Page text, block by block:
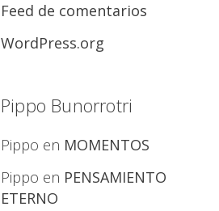
Feed de comentarios
WordPress.org
Pippo Bunorrotri
Pippo en MOMENTOS
Pippo en PENSAMIENTO
ETERNO